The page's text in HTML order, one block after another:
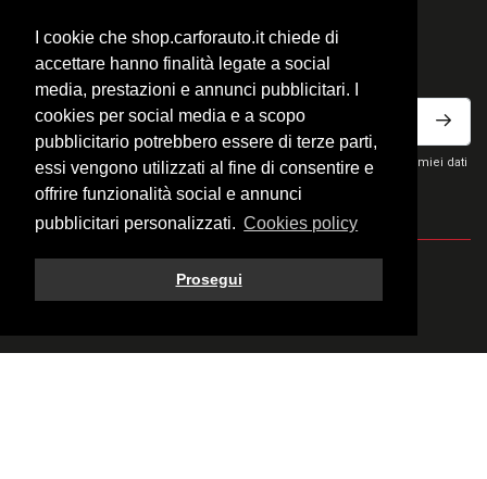
I cookie che shop.carforauto.it chiede di
accettare hanno finalità legate a social
media, prestazioni e annunci pubblicitari. I
cookies per social media e a scopo
pubblicitario potrebbero essere di terze parti,
essi vengono utilizzati al fine di consentire e
offrire funzionalità social e annunci
pubblicitari personalizzati. Cookies policy
Prosegui
ISCRIVITI ALLA NEWSLETTER
Ho letto la privacy policy del sito e acconsento al trattamento dei miei dati
personali per ricevere comunicazioni commerciali.
© 2026 Fratelli Carfora Snc - All rights reserved.